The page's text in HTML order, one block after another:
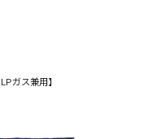
ガス兼用】